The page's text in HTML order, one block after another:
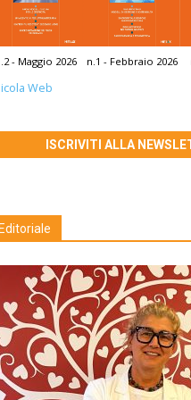
- Maggio 2026 n.1 - Febbraio 2026
Web
ISCRIVITI ALLA